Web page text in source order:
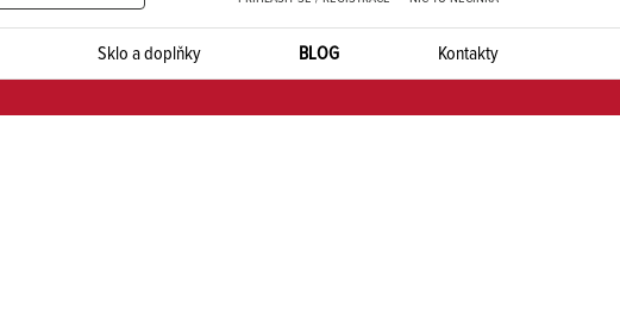
Sklo a doplňky BLOG Kontakty